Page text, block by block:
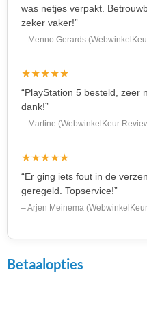
was netjes verpakt.
zeker vaker!”
– Menno Gerards
★★★★★
“PlayStation 5 besteld, zeer
dank!”
– Martine (WebwinkelKeur
★★★★★
“Er ging iets fout in de
geregeld. Topservice!”
– Arjen Meinema
Betaalopties